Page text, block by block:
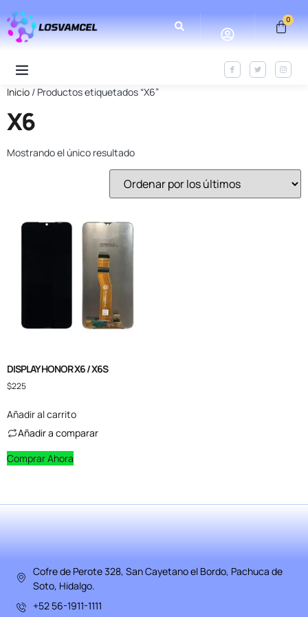
0
Inicio / Productos etiquetados “X6”
X6
Mostrando el único resultado
DISPLAY HONOR X6 / X6S
$225
Añadir al carrito
Añadir a comparar
Comprar Ahora
Cofre de Perote 328, San Cayetano el Bordo, Pachuca de
Soto, Hidalgo.
+52 56-1911-1111